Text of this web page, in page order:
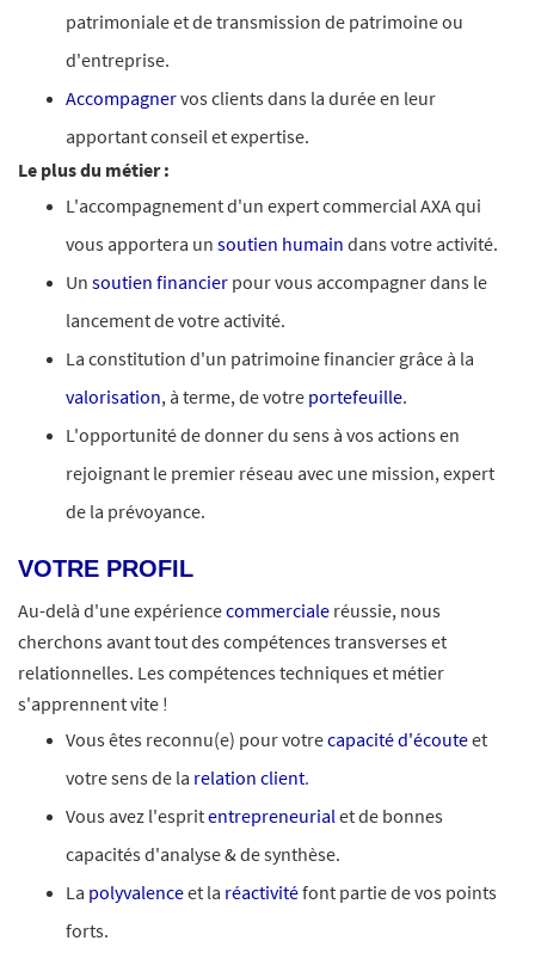
patrimoniale et de transmission de patrimoine ou
d'entreprise.
Accompagnervos clients dans la durée en leur
apportant conseil et expertise.
Le plus du métier :
L'accompagnement d'un expert commercial AXA qui
vous apportera un soutien humain dans votre activité.
Un soutien financier pour vous accompagner dans le
lancement de votre activité.
La constitution d'un patrimoine financier grâce à la
valorisation, à terme, de votre portefeuille.
L'opportunité de donner du sens à vos actions en
rejoignant le premier réseau avec une mission, expert
de la prévoyance.
VOTRE PROFIL
Au-delà d'une expériencecommerciale réussie, nous
cherchons avant tout des compétences transverses et
relationnelles. Les compétences techniques et métier
s'apprennent vite !
Vous êtes reconnu(e) pour votrecapacité d'écouteet
votre sens de la relation client.
Vous avez l'espritentrepreneurialet de bonnes
capacités d'analyse & de synthèse.
La polyvalenceet la réactivitéfont partie de vos points
forts.